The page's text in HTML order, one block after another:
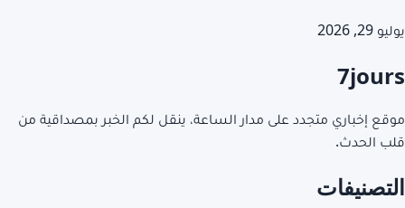
يوليو 29, 2026
7jours
موقع إخباري متجدد على مدار الساعة، ينقل لكم الخبر بمصداقية من
قلب الحدث.
التصنيفات